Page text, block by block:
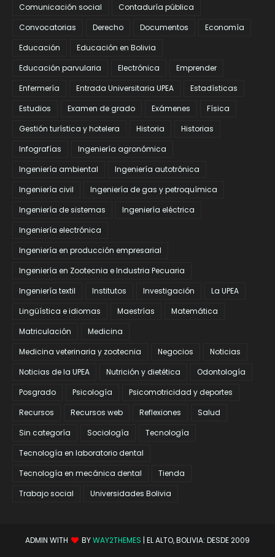
Comunicación social
Contaduría pública
Convocatorias
Derecho Documentos
Economía
Educación
Educación en Bolivia
Educación parvularia
Electrónica
Emprender
Enfermería
Entrada Universitaria UPEA
Estadísticas
Estudios
Examen de grado Exámenes
Física
Gestión turística y hotelera
Historia
Historias
Infografías
Ingeniería agronómica
Ingeniería ambiental
Ingeniería autotrónica
Ingeniería civil
Ingeniería de gas y petroquímica
Ingeniería de sistemas
Ingeniería eléctrica
Ingeniería electrónica
Ingeniería en producción empresarial
Ingeniería en Zootecnia e Industria Pecuaria
Ingeniería textil
Institutos Investigación
La UPEA
Lingüística e idiomas
Maestrías
Matemática
Matriculación
Medicina
Medicina veterinaria y zootecnia
Negocios
Noticias
Noticias de la UPEA
Nutrición y dietética
Odontología
Posgrado
Psicología
Psicomotricidad y deportes
Recursos
Recursos web Reflexiones
Salud
Sin categoría
Sociología
Tecnología
Tecnología en laboratorio dental
Tecnología en mecánica dental
Tienda
Trabajo social
Universidades Bolivia
ADMIN WITH BYWAY2THEMES | EL ALTO, BOLIVIA: DESDE 2009